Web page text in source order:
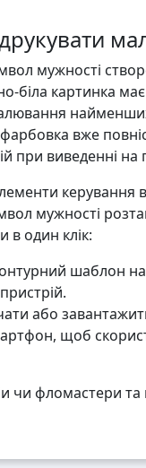
мужності
біла картинка
вже
при виведенні на
керування
мужності
в один клік:
шаблон
або
щоб
чи фломастери